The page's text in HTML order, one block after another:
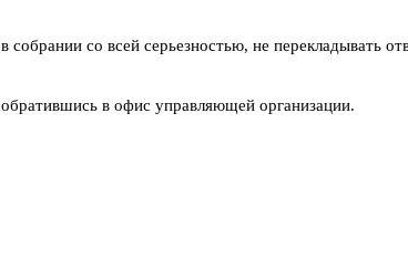
со всей серьезностью, не перекладывать
в офис управляющей организации.